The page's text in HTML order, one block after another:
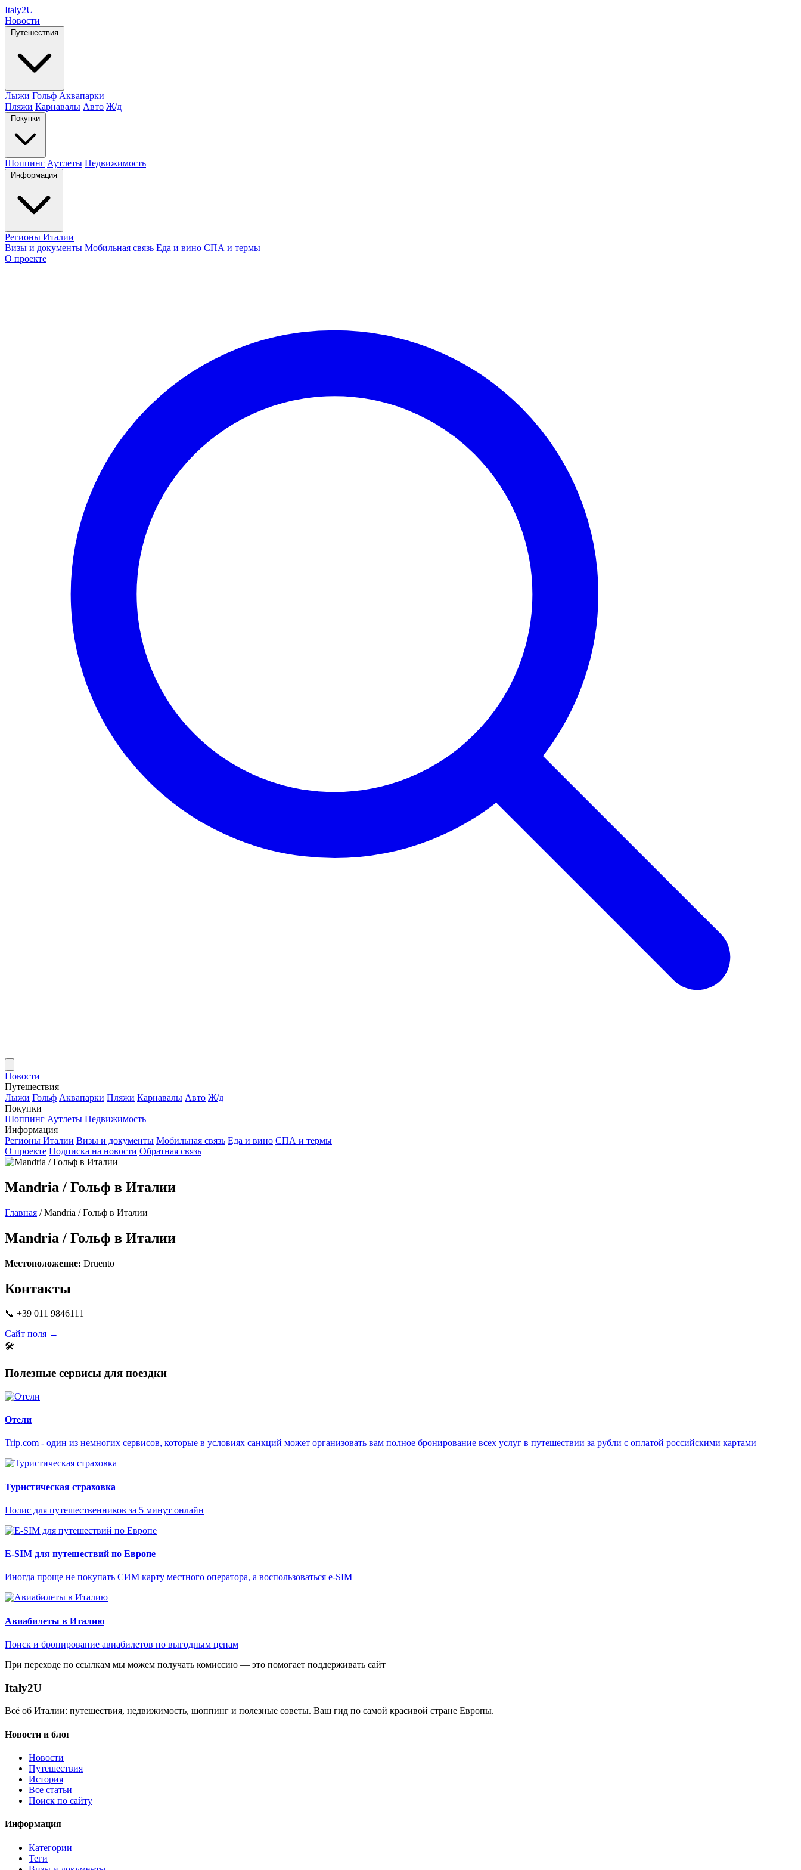
Italy2U
Новости
Путешествия
Лыжи Гольф Аквапарки
Пляжи Карнавалы Авто Ж/д
Покупки
Шоппинг Аутлеты Недвижимость
Информация
Регионы Италии
Визы и документы Мобильная связь Еда и вино СПА и термы
О проекте
Новости
Путешествия
Лыжи Гольф Аквапарки Пляжи Карнавалы Авто Ж/д
Покупки
Шоппинг Аутлеты Недвижимость
Информация
Регионы Италии Визы и документы Мобильная связь Еда и вино СПА и термы
О проекте Подписка на новости Обратная связь
Mandria / Гольф в Италии
Главная / Mandria / Гольф в Италии
Mandria / Гольф в Италии
Местоположение: Druento
Контакты
📞 +39 011 9846111
Сайт поля →
🛠
Полезные сервисы для поездки
Отели
Trip.com - один из немногих сервисов, которые в условиях санкций может организовать вам полное бронирование всех услуг в путешествии за рубли с оплатой российскими картами
Туристическая страховка
Полис для путешественников за 5 минут онлайн
E-SIM для путешествий по Европе
Иногда проще не покупать СИМ карту местного оператора, а воспользоваться e-SIM
Авиабилеты в Италию
Поиск и бронирование авиабилетов по выгодным ценам
При переходе по ссылкам мы можем получать комиссию — это помогает поддерживать сайт
Italy2U
Всё об Италии: путешествия, недвижимость, шоппинг и полезные советы. Ваш гид по самой красивой стране Европы.
Новости и блог
Новости
Путешествия
История
Все статьи
Поиск по сайту
Информация
Категории
Теги